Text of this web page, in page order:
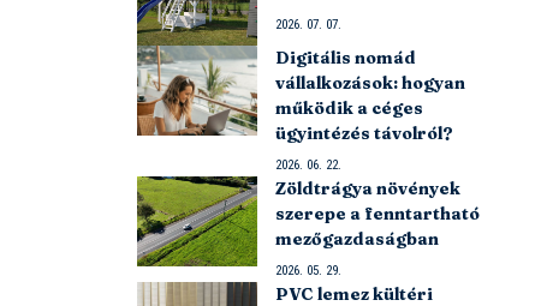
2026. 07. 07.
Digitális nomád
vállalkozások: hogyan
működik a céges
ügyintézés távolról?
2026. 06. 22.
Zöldtrágya növények
szerepe a fenntartható
mezőgazdaságban
2026. 05. 29.
PVC lemez kültéri